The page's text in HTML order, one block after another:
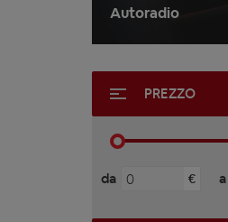
Autoradio
PREZZO
da € a